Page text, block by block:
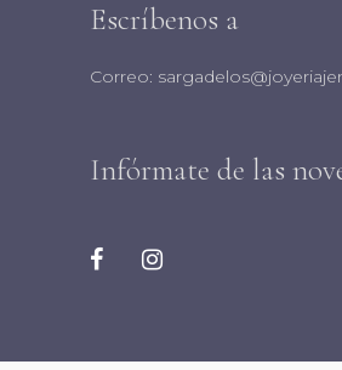
Escríbenos a
Correo:
Infórmate de las